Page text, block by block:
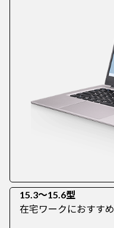
15.3～15.6型
在宅ワークにおすすめ